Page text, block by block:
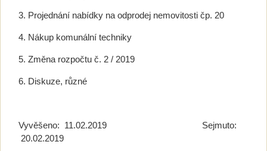
3. Projednání nabídky na odprodej nemovitosti čp. 20
4. Nákup komunální techniky
5. Změna rozpočtu č. 2 / 2019
6. Diskuze, různé
Vyvěšeno: 11.02.2019 Sejmuto:
20.02.2019